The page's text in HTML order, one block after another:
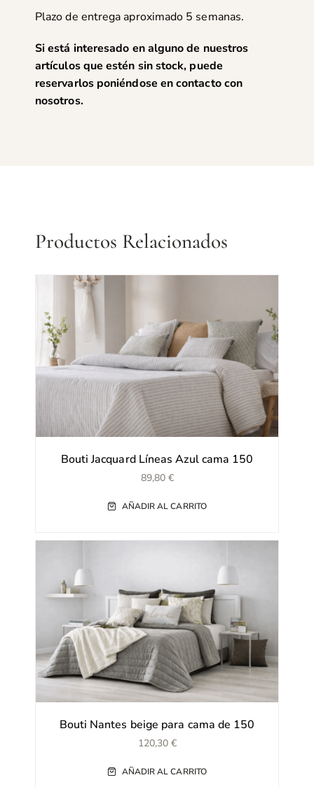
Plazo de entrega aproximado 5 semanas.
Si está interesado en alguno de nuestros
artículos que estén sin stock, puede
reservarlos poniéndose encontacto con
nosotros.
Productos Relacionados
Bouti Jacquard Líneas Azul cama 150
89,80 €
AÑADIR AL CARRITO
Bouti Nantes beige para cama de 150
120,30 €
AÑADIR AL CARRITO